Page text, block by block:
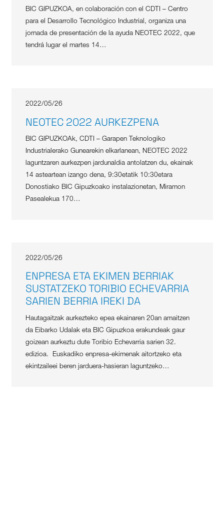
BIC GIPUZKOA, en colaboración con el CDTI – Centro
para el Desarrollo Tecnológico Industrial, organiza una
jornada de presentación de la ayuda NEOTEC 2022, que
tendrá lugar el martes 14…
2022/05/26
NEOTEC 2022 AURKEZPENA
BIC GIPUZKOAk, CDTI – Garapen Teknologiko
Industrialerako Gunearekin elkarlanean, NEOTEC 2022
laguntzaren aurkezpen jardunaldia antolatzen du, ekainak
14 asteartean izango dena, 9:30etatik 10:30etara
Donostiako BIC Gipuzkoako instalazionetan, Miramon
Pasealekua 170…
2022/05/26
ENPRESA ETA EKIMEN BERRIAK
SUSTATZEKO TORIBIO ECHEVARRIA
SARIEN BERRIA IREKI DA
Hautagaitzak aurkezteko epea ekainaren 20an amaitzen
da Eibarko Udalak eta BIC Gipuzkoa erakundeak gaur
goizean aurkeztu dute Toribio Echevarria sarien 32.
edizioa. Euskadiko enpresa-ekimenak aitortzeko eta
ekintzaileei beren jarduera-hasieran laguntzeko…